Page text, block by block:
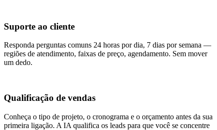
Suporte ao cliente
Responda perguntas comuns 24 horas por dia, 7 dias por semana —
regiões de atendimento, faixas de preço, agendamento. Sem mover
um dedo.
Qualificação de vendas
Conheça o tipo de projeto, o cronograma e o orçamento antes da sua
primeira ligação. A IA qualifica os leads para que você se concentre